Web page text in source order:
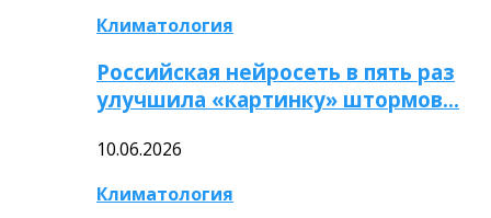
Климатология
Российская нейросеть в пять раз
улучшила «картинку» штормов…
10.06.2026
Климатология